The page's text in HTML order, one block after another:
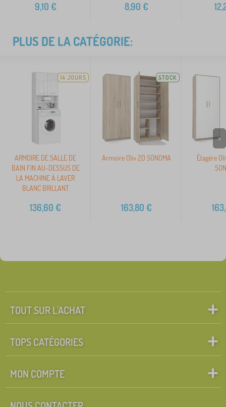
9,10 € 8,90 €
PLUS DE LA CATÉGORIE:
14 JOURS
ARMOIRE DE SALLE DE
BAIN FIN AU-DESSUS DE
LA MACHINE À LAVER
BLANC BRILLANT
136,60 €
STOCK
Armoire Oliv 2D SONOMA
163,80 €
Étagère
>
TOUT SUR L'ACHAT
TOPS CATÉGORIES
MON COMPTE